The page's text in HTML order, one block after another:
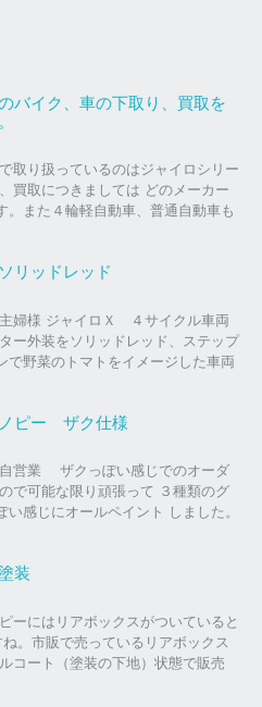
バイク、車の下取り、買取を
取り扱っているのはジャイロシリー
買取につきましては どのメーカー
また４輪軽自動車、普通自動車も
リッドレッド
様 ジャイロＸ ４サイクル車両
ー外装をソリッドレッド、ステップ
で野菜のトマトをイメージした車両
ピー ザク仕様
営業 ザクっぽい感じでのオーダ
で可能な限り頑張って ３種類のグ
感じにオールペイント しました。
装
ーにはリアボックスがついていると
。市販で売っているリアボックス
コート（塗装の下地）状態で販売